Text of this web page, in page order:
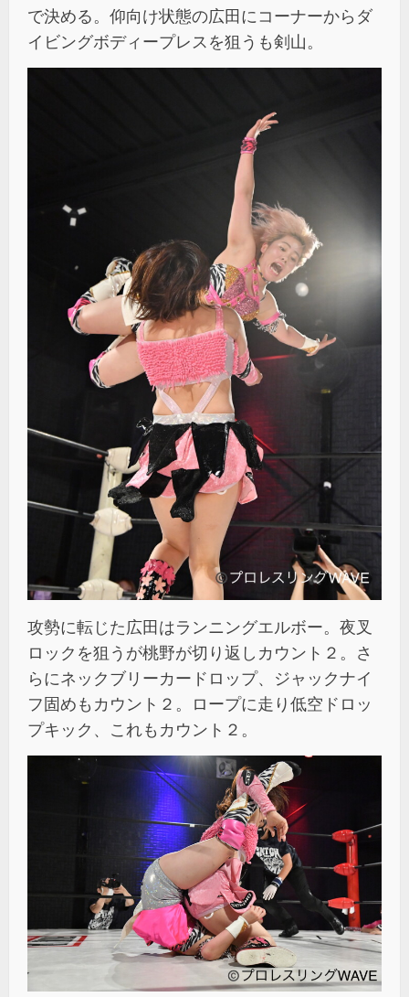
で決める。仰向け状態の広田にコーナーからダ
イビングボディープレスを狙うも剣山。
攻勢に転じた広田はランニングエルボー。夜叉
ロックを狙うが桃野が切り返しカウント２。さ
らにネックブリーカードロップ、ジャックナイ
フ固めもカウント２。ロープに走り低空ドロッ
プキック、これもカウント２。